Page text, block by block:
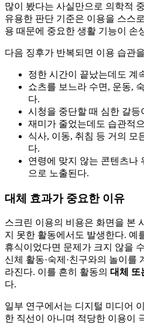
많이 봤다는 사실만으로 의학적
유용한 판단 기준은 이용을 스스
용 때문에 중요한 생활 기능이 손
다음 징후가 반복되면 이용 습관
정한 시간이 끝났는데도 계
쇼츠를 보느라 수면, 운동,
다.
시청을 중단할 때 심한 갈등
재미가 줄었는데도 습관적
식사, 이동, 취침 등 거의 모
다.
연령에 맞지 않는 콘텐츠나
으로 노출된다.
대체 효과가 중요한 이유
스크린 이용의 비용은 화면을 본
지 못한 활동에서도 발생한다. 예
휴식이었다면 문제가 크지 않을
신체 활동·숙제·친구와의 놀이를
라진다. 이를 흔히 활동의 대체 또
다.
일부 연구에서는 디지털 미디어
한 직선이 아니며 적당한 이용이